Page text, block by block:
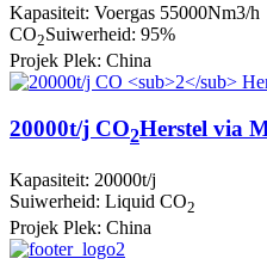
Kapasiteit: Voergas 55000Nm3/h
CO2Suiwerheid: 95%
Projek Plek: China
20000t/j CO2Herstel via
Kapasiteit: 20000t/j
Suiwerheid: Liquid CO2
Projek Plek: China